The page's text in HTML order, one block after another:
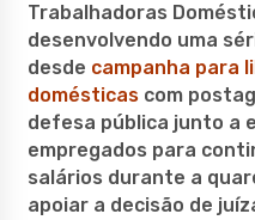
Trabalhadoras
desenvolvendo uma
desde campanha para
domésticascom
defesa pública junto a
empregados para
salários durante a
apoiar a decisão de